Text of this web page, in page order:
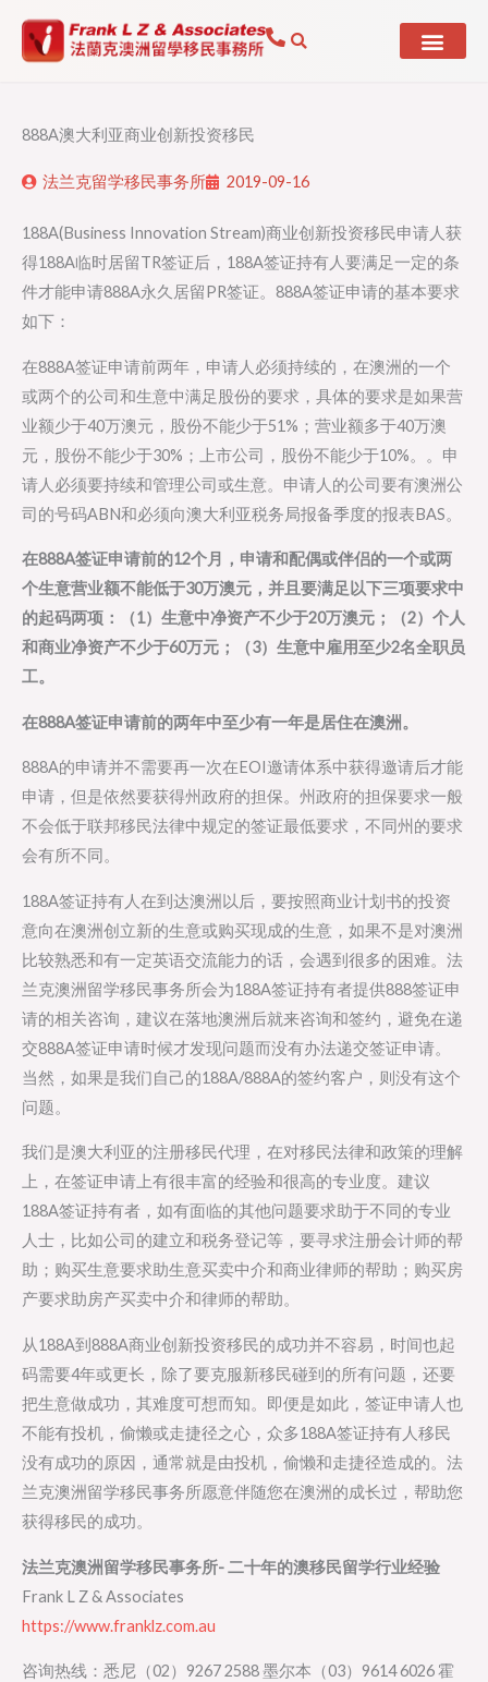
888A澳大利亚商业创新投资移民
法兰克留学移民事务所 2019-09-16
188A(Business Innovation Stream)商业创新投资移民申请人获
得188A临时居留TR签证后，188A签证持有人要满足一定的条
件才能申请888A永久居留PR签证。888A签证申请的基本要求
如下：
在888A签证申请前两年，申请人必须持续的，在澳洲的一个
或两个的公司和生意中满足股份的要求，具体的要求是如果营
业额少于40万澳元，股份不能少于51%；营业额多于40万澳
元，股份不能少于30%；上市公司，股份不能少于10%。。申
请人必须要持续和管理公司或生意。申请人的公司要有澳洲公
司的号码ABN和必须向澳大利亚税务局报备季度的报表BAS。
在888A签证申请前的12个月，申请和配偶或伴侣的一个或两
个生意营业额不能低于30万澳元，并且要满足以下三项要求中
的起码两项：（1）生意中净资产不少于20万澳元；（2）个人
和商业净资产不少于60万元；（3）生意中雇用至少2名全职员
工。
在888A签证申请前的两年中至少有一年是居住在澳洲。
888A的申请并不需要再一次在EOI邀请体系中获得邀请后才能
申请，但是依然要获得州政府的担保。州政府的担保要求一般
不会低于联邦移民法律中规定的签证最低要求，不同州的要求
会有所不同。
188A签证持有人在到达澳洲以后，要按照商业计划书的投资
意向在澳洲创立新的生意或购买现成的生意，如果不是对澳洲
比较熟悉和有一定英语交流能力的话，会遇到很多的困难。法
兰克澳洲留学移民事务所会为188A签证持有者提供888签证申
请的相关咨询，建议在落地澳洲后就来咨询和签约，避免在递
交888A签证申请时候才发现问题而没有办法递交签证申请。
当然，如果是我们自己的188A/888A的签约客户，则没有这个
问题。
我们是澳大利亚的注册移民代理，在对移民法律和政策的理解
上，在签证申请上有很丰富的经验和很高的专业度。建议
188A签证持有者，如有面临的其他问题要求助于不同的专业
人士，比如公司的建立和税务登记等，要寻求注册会计师的帮
助；购买生意要求助生意买卖中介和商业律师的帮助；购买房
产要求助房产买卖中介和律师的帮助。
从188A到888A商业创新投资移民的成功并不容易，时间也起
码需要4年或更长，除了要克服新移民碰到的所有问题，还要
把生意做成功，其难度可想而知。即便是如此，签证申请人也
不能有投机，偷懒或走捷径之心，众多188A签证持有人移民
没有成功的原因，通常就是由投机，偷懒和走捷径造成的。法
兰克澳洲留学移民事务所愿意伴随您在澳洲的成长过，帮助您
获得移民的成功。
法兰克澳洲留学移民事务所- 二十年的澳移民留学行业经验
Frank L Z & Associates
https://www.franklz.com.au
咨询热线：悉尼（02）9267 2588 墨尔本（03）9614 6026 霍